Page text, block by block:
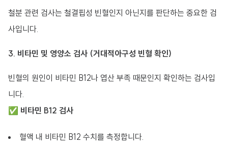
철분 관련 검사는 철결핍성 빈혈인지 아닌지를 판단하는 중요한 검
사입니다.
3. 비타민 및 영양소 검사 (거대적아구성 빈혈 확인)
빈혈의 원인이 비타민 B12나 엽산 부족 때문인지 확인하는 검사입
니다.
✅ 비타민 B12 검사
혈액 내 비타민 B12 수치를 측정합니다.